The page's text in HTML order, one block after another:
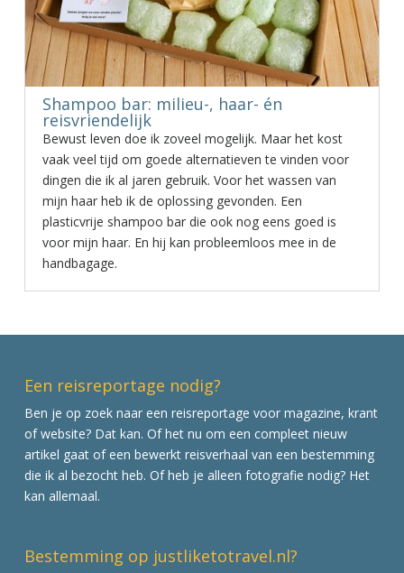
Shampoo bar: milieu-, haar- én
reisvriendelijk
Bewust leven doe ik zoveel mogelijk. Maar het kost
vaak veel tijd om goede alternatieven te vinden voor
dingen die ik al jaren gebruik. Voor het wassen van
mijn haar heb ik de oplossing gevonden. Een
plasticvrije shampoo bar die ook nog eens goed is
voor mijn haar. En hij kan probleemloos mee in de
handbagage.
Een reisreportage nodig?
Ben je op zoek naar een reisreportage voor magazine, krant
of website? Dat kan. Of het nu om een compleet nieuw
artikel gaat of een bewerkt reisverhaal van een bestemming
die ik al bezocht heb. Of heb je alleen fotografie nodig? Het
kan allemaal.
Bestemming op justliketotravel.nl?